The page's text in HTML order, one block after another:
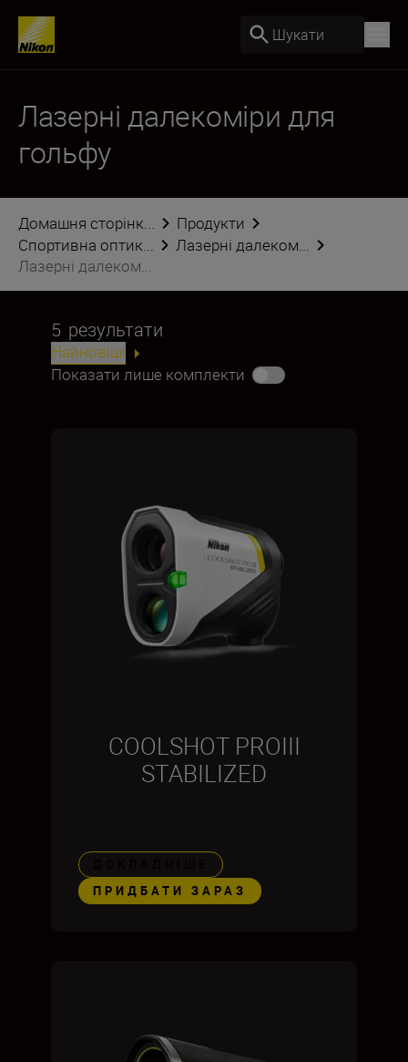
Шукати
Лазерні далекоміри для
гольфу
Домашня сторінк...
Продукти
Спортивна оптик...
Лазерні далеком...
Лазерні далеком...
5 результати
Найновіші
Показати лише комплекти
COOLSHOT PROIII
STABILIZED
ПРИДБАТИ ЗАРАЗ